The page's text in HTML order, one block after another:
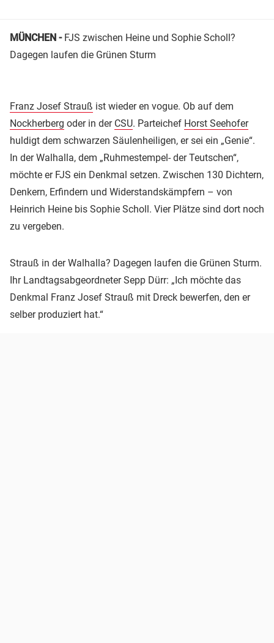
MÜNCHEN - FJS zwischen Heine und Sophie Scholl?
Dagegen laufen die Grünen Sturm
Franz Josef Strauß ist wieder en vogue. Ob auf dem
Nockherberg oder in der CSU. Parteichef Horst Seehofer
huldigt dem schwarzen Säulenheiligen, er sei ein „Genie“.
In der Walhalla, dem „Ruhmestempel- der Teutschen“,
möchte er FJS ein Denkmal setzen. Zwischen 130 Dichtern,
Denkern, Erfindern und Widerstandskämpfern – von
Heinrich Heine bis Sophie Scholl. Vier Plätze sind dort noch
zu vergeben.
Strauß in der Walhalla? Dagegen laufen die Grünen Sturm.
Ihr Landtagsabgeordneter Sepp Dürr: „Ich möchte das
Denkmal Franz Josef Strauß mit Dreck bewerfen, den er
selber produziert hat.“